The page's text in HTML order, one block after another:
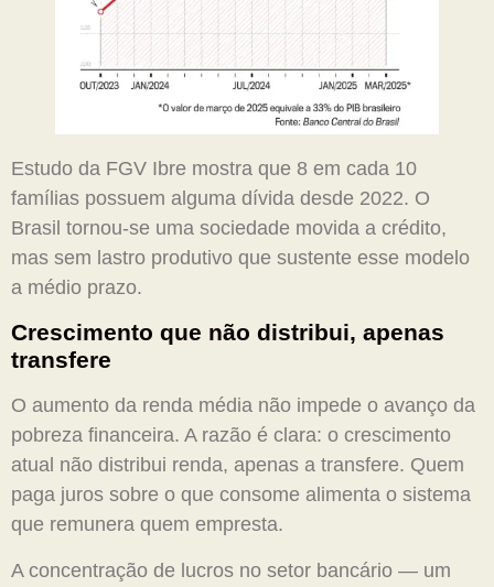
Estudo da FGV Ibre mostra que 8 em cada 10
famílias possuem alguma dívida desde 2022. O
Brasil tornou-se uma sociedade movida a crédito,
mas sem lastro produtivo que sustente esse modelo
a médio prazo.
Crescimento que não distribui, apenas
transfere
O aumento da renda média não impede o avanço da
pobreza financeira. A razão é clara: o crescimento
atual não distribui renda, apenas a transfere. Quem
paga juros sobre o que consome alimenta o sistema
que remunera quem empresta.
A concentração de lucros no setor bancário — um